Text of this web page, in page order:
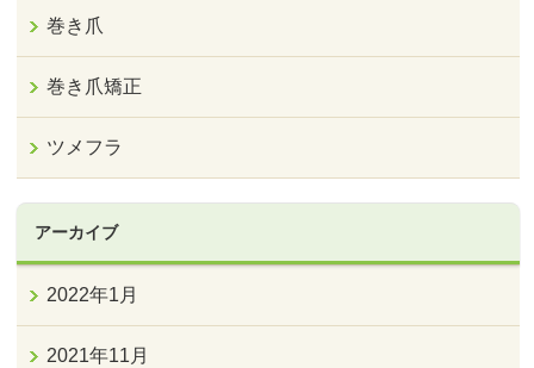
巻き爪
巻き爪矯正
ツメフラ
アーカイブ
2022年1月
2021年11月